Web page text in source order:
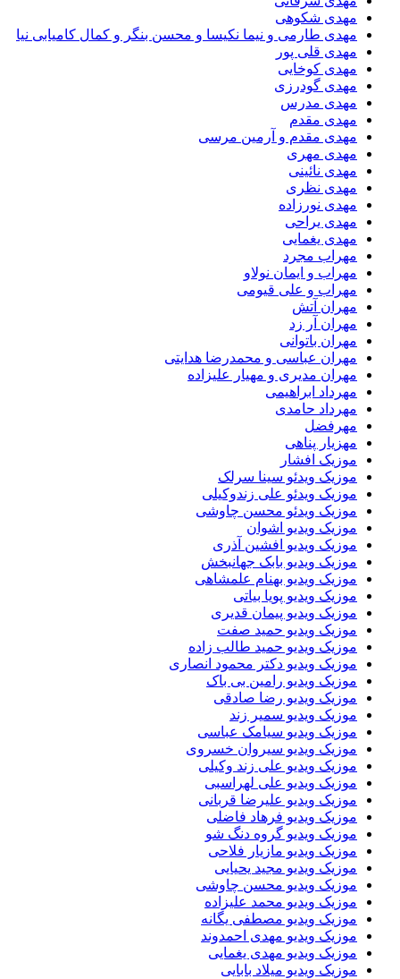
مهدی شکوهی
مهدی طارمی و نیما نکیسا و محسن بنگر و کمال کامیابی نیا
مهدی قلی پور
مهدی کوخایی
مهدی گودرزی
مهدی مدرس
مهدی مقدم
مهدی مقدم و آرمین مرسی
مهدی مهری
مهدی نائینی
مهدی نظری
مهدی نورزاده
مهدی یراحی
مهدی یغمایی
مهراب مجرد
مهراب و ایمان نولاو
مهراب و علی قیومی
مهران آتش
مهران آر زد
مهران باتوانی
مهران عباسی و محمدرضا هدایتی
مهران مدیری و مهیار علیزاده
مهرداد ابراهیمی
مهرداد حامدی
مهرفضل
مهزیار پناهی
موزیک افشار
موزیک ویدئو سینا سرلک
موزیک ویدئو علی زندوکیلی
موزیک ویدئو محسن چاوشی
موزیک ویدیو اشوان
موزیک ویدیو افشین آذری
موزیک ویدیو بابک جهانبخش
موزیک ویدیو بهنام علمشاهی
موزیک ویدیو پویا بیاتی
موزیک ویدیو پیمان قدیری
موزیک ویدیو حمید صفت
موزیک ویدیو حمید طالب زاده
موزیک ویدیو دکتر محمود انصاری
موزیک ویدیو رامین بی باک
موزیک ویدیو رضا صادقی
موزیک ویدیو سمیر زند
موزیک ویدیو سیامک عباسی
موزیک ویدیو سیروان خسروی
موزیک ویدیو علی زند وکیلی
موزیک ویدیو علی لهراسبی
موزیک ویدیو علیرضا قربانی
موزیک ویدیو فرهاد فاضلی
موزیک ویدیو گروه دنگ شو
موزیک ویدیو مازیار فلاحی
موزیک ویدیو مجید یحیایی
موزیک ویدیو محسن چاوشی
موزیک ویدیو محمد علیزاده
موزیک ویدیو مصطفی یگانه
موزیک ویدیو مهدی احمدوند
موزیک ویدیو مهدی یغمایی
موزیک ویدیو میلاد بابایی